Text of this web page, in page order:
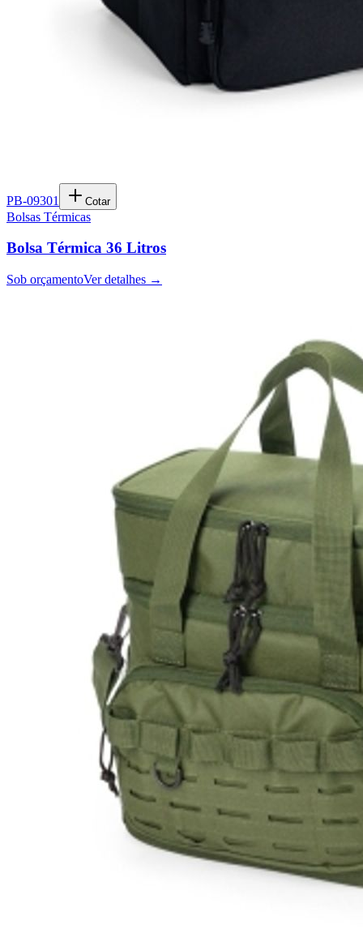
PB-09301 Cotar
Bolsas Térmicas
Bolsa Térmica 36 Litros
Sob orçamentoVer detalhes →